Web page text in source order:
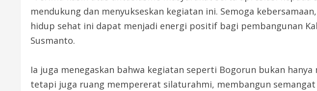
mendukung dan menyukseskan kegiatan ini. Semoga
hidup sehat ini dapat menjadi energi positif bagi pembangunan
Susmanto.
Ia juga menegaskan bahwa kegiatan seperti Bogorun bukan hanya
tetapi juga ruang mempererat silaturahmi, membangun